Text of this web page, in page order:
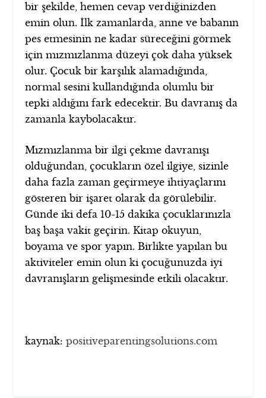
bir şekilde, hemen cevap verdiğinizden
emin olun. İlk zamanlarda, anne ve babanın
pes etmesinin ne kadar süreceğini görmek
için mızmızlanma düzeyi çok daha yüksek
olur. Çocuk bir karşılık alamadığında,
normal sesini kullandığında olumlu bir
tepki aldığını fark edecektir. Bu davranış da
zamanla kaybolacaktır.
Mızmızlanma bir ilgi çekme davranışı
olduğundan, çocukların özel ilgiye, sizinle
daha fazla zaman geçirmeye ihtiyaçlarını
gösteren bir işaret olarak da görülebilir.
Günde iki defa 10-15 dakika çocuklarınızla
baş başa vakit geçirin. Kitap okuyun,
boyama ve spor yapın. Birlikte yapılan bu
aktiviteler emin olun ki çocuğunuzda iyi
davranışların gelişmesinde etkili olacaktır.
kaynak:positiveparentingsolutions.com